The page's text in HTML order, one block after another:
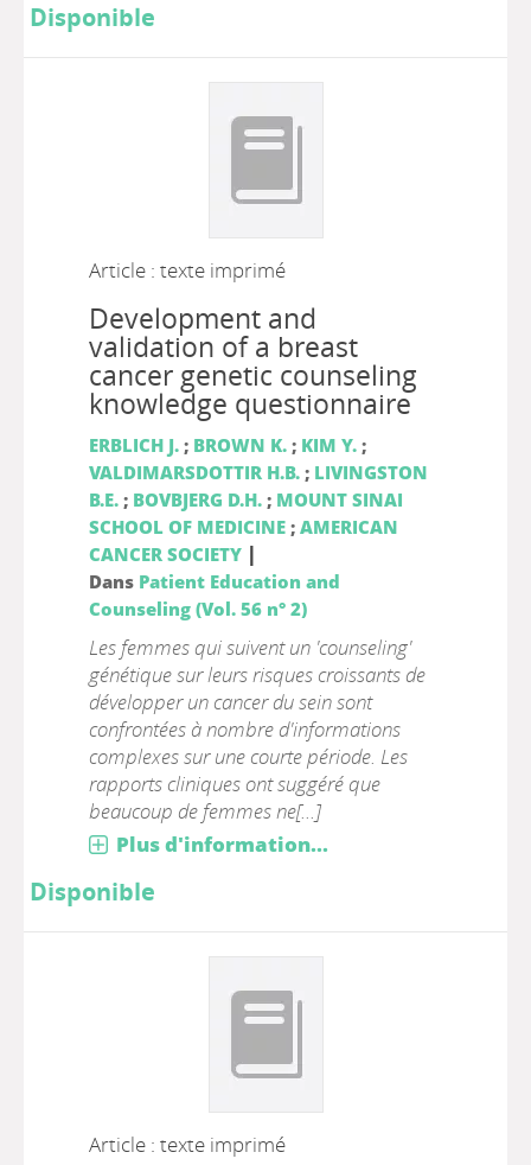
Disponible
Article : texte imprimé
Development and
validation of a breast
cancer genetic counseling
knowledge questionnaire
ERBLICH J.; BROWN K.; KIM Y.;
VALDIMARSDOTTIR H.B.; LIVINGSTON
B.E.; BOVBJERG D.H.; MOUNT SINAI
SCHOOL OF MEDICINE; AMERICAN
CANCER SOCIETY |
Dans Patient Education and
Counseling (Vol. 56 n° 2)
Les femmes qui suivent un 'counseling'
génétique sur leurs risques croissants de
développer un cancer du sein sont
confrontées à nombre d'informations
complexes sur une courte période. Les
rapports cliniques ont suggéré que
beaucoup de femmes ne[...]
Plus d'information...
Disponible
Article : texte imprimé